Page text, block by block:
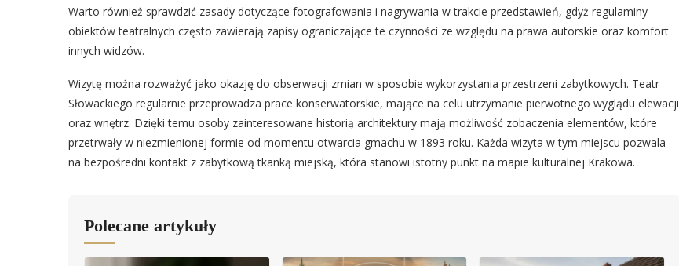
Warto również sprawdzić zasady dotyczące fotografowania i nagrywania w trakcie przedstawień, gdyż regulaminy
obiektów teatralnych często zawierają zapisy ograniczające te czynności ze względu na prawa autorskie oraz komfort
innych widzów.
Wizytę można rozważyć jako okazję do obserwacji zmian w sposobie wykorzystania przestrzeni zabytkowych. Teatr
Słowackiego regularnie przeprowadza prace konserwatorskie, mające na celu utrzymanie pierwotnego wyglądu elewacji
oraz wnętrz. Dzięki temu osoby zainteresowane historią architektury mają możliwość zobaczenia elementów, które
przetrwały w niezmienionej formie od momentu otwarcia gmachu w 1893 roku. Każda wizyta w tym miejscu pozwala
na bezpośredni kontakt z zabytkową tkanką miejską, która stanowi istotny punkt na mapie kulturalnej Krakowa.
Polecane artykuły